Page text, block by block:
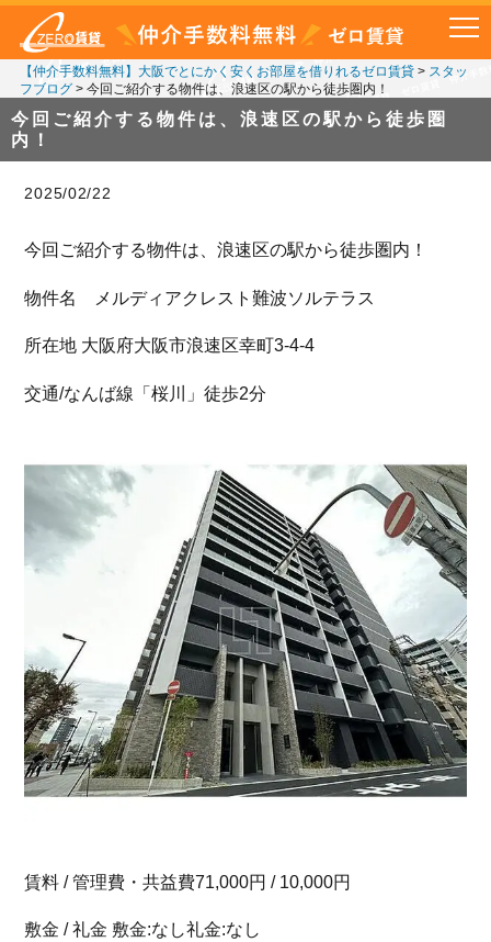
【仲介手数料無料】大阪でとにかく安くお部屋を借りれるゼロ賃貸> スタッ
フブログ> 今回ご紹介する物件は、浪速区の駅から徒歩圏内！
今回ご紹介する物件は、浪速区の駅から徒歩圏
内！
2025/02/22
今回ご紹介する物件は、浪速区の駅から徒歩圏内！
物件名 メルディアクレスト難波ソルテラス
所在地 大阪府大阪市浪速区幸町3-4-4
交通/なんば線「桜川」徒歩2分
賃料 / 管理費・共益費71,000円 / 10,000円
敷金 / 礼金 敷金:なし礼金:なし